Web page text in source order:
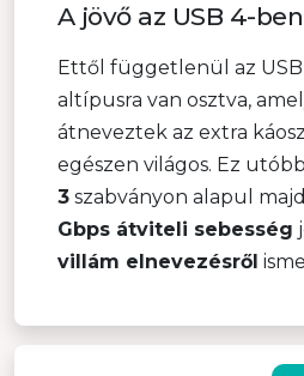
A jövő az USB 4-ben
Ettől függetlenül az USB
altípusra van osztva,
átneveztek az extra
egészen világos. Ez
3 szabványon alapul
Gbps átviteli sebesség
villám elnevezésről